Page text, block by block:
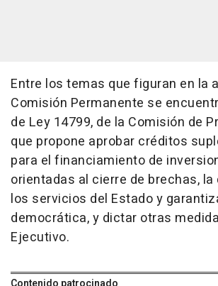
Entre los temas que figuran en la
Comisión Permanente se
de Ley 14799, de la Comisión de
que propone aprobar créditos
para el financiamiento de
orientadas al cierre de brechas,
los servicios del Estado y
democrática, y dictar otras
Ejecutivo.